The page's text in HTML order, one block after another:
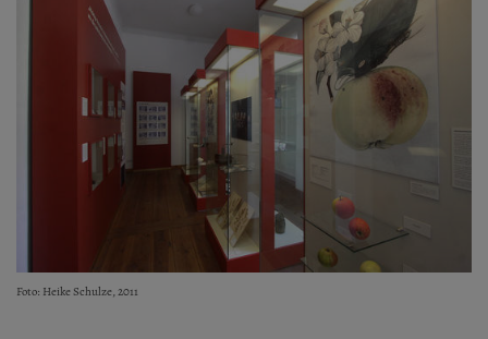
Foto: Heike Schulze, 2011